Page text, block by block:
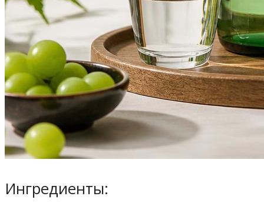
Ингредиенты: